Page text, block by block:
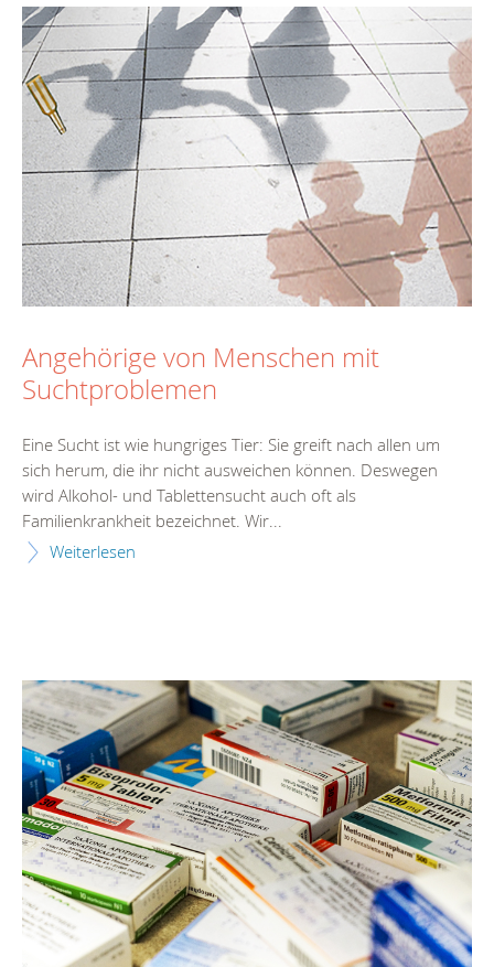
Angehörige von Menschen mit
Suchtproblemen
Eine Sucht ist wie hungriges Tier: Sie greift nach allen um
sich herum, die ihr nicht ausweichen können. Deswegen
wird Alkohol- und Tablettensucht auch oft als
Familienkrankheit bezeichnet. Wir...
Weiterlesen